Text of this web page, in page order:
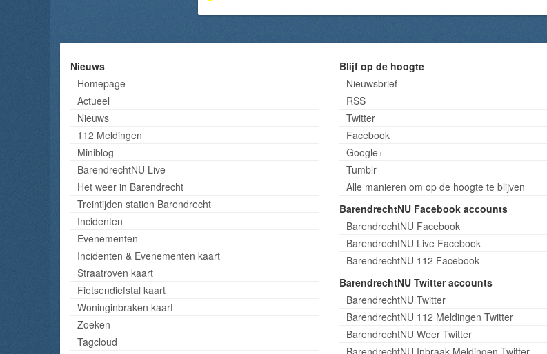
Nieuws
Homepage
Actueel
Nieuws
112 Meldingen
Miniblog
BarendrechtNU Live
Het weer in Barendrecht
Treintijden station Barendrecht
Incidenten
Evenementen
Incidenten & Evenementen kaart
Straatroven kaart
Fietsendiefstal kaart
Woninginbraken kaart
Zoeken
Tagcloud
Blijf op de hoogte
Nieuwsbrief
RSS
Twitter
Facebook
Google+
Tumblr
Alle manieren om op de hoogte te blijven
BarendrechtNU Facebook accounts
BarendrechtNU Facebook
BarendrechtNU Live Facebook
BarendrechtNU 112 Facebook
BarendrechtNU Twitter accounts
BarendrechtNU Twitter
BarendrechtNU 112 Meldingen Twitter
BarendrechtNU Weer Twitter
BarendrechtNU Inbraak Meldingen Twitter